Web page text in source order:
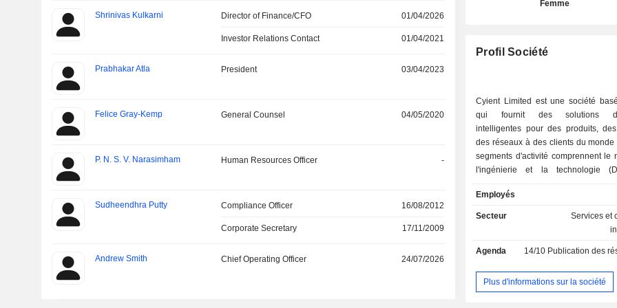
Shrinivas Kulkarni Director of Finance/CFO 01/04/2026
Investor Relations Contact 01/04/2021
Prabhakar Atla President 03/04/2023
Felice Gray-Kemp General Counsel 04/05/2020
P. N. S. V. Narasimham Human Resources Officer -
Sudheendhra Putty Compliance Officer 16/08/2012
Corporate Secretary 17/11/2009
Andrew Smith Chief Operating Officer 24/07/2026
Femme
Profil Société
Cyient Limited est une société
qui fournit des solutions
intelligentes pour des produits,
des réseaux à des clients du monde
segments d'activité comprennent le
l'ingénierie et la technologie
semi-conducteurs et autres. Le
regroupe ses activités de solutions
dans de nombreux secteurs,
le ferroviaire et l'automobile), les
services publics) et les unités
(telles que l'exploitation minière et les
Employés
Secteur
Services et
Agenda 14/10 Publication des résultats
Plus d'informations sur la société